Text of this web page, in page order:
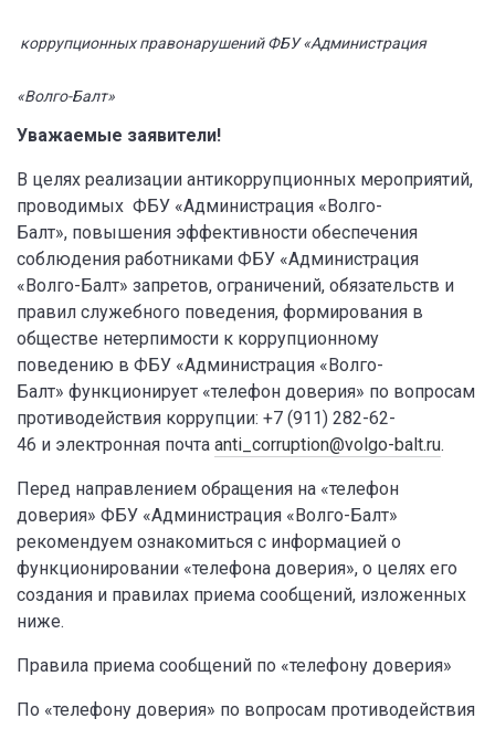
коррупционных правонарушений ФБУ «Администрация
«Волго-Балт»
Уважаемые заявители!
В целях реализации антикоррупционных мероприятий,
проводимых ФБУ «Администрация «Волго-
Балт», повышения эффективности обеспечения
соблюдения работниками ФБУ «Администрация
«Волго-Балт» запретов, ограничений, обязательств и
правил служебного поведения, формирования в
обществе нетерпимости к коррупционному
поведению в ФБУ «Администрация «Волго-
Балт» функционирует «телефон доверия» по вопросам
противодействия коррупции: +7 (911) 282-62-
46 и электронная почта anti_corruption@volgo-balt.ru.
Перед направлением обращения на «телефон
доверия» ФБУ «Администрация «Волго-Балт»
рекомендуем ознакомиться с информацией о
функционировании «телефона доверия», о целях его
создания и правилах приема сообщений, изложенных
ниже.
Правила приема сообщений по «телефону доверия»
По «телефону доверия» по вопросам противодействия